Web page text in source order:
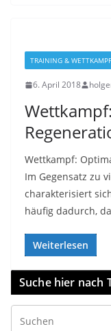
TRAINING & WETTKAMPF
6. April 2018
Wettkampf:
Im Gegensatz zu
charakterisiert
häufig dadurch,
Weiterlesen
Suche hier nach